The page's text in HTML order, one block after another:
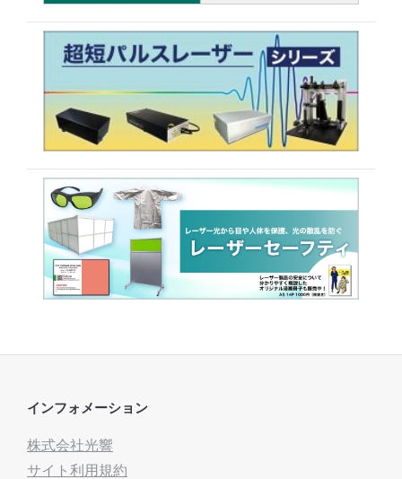
インフォメーション
株式会社光響
サイト利用規約